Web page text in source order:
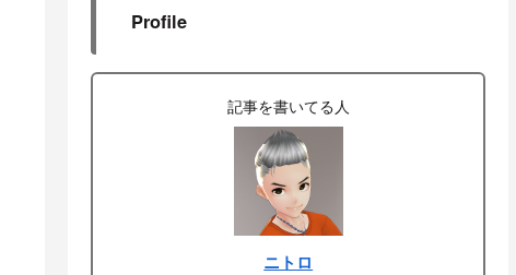
Profile
記事を書いてる人
ニトロ